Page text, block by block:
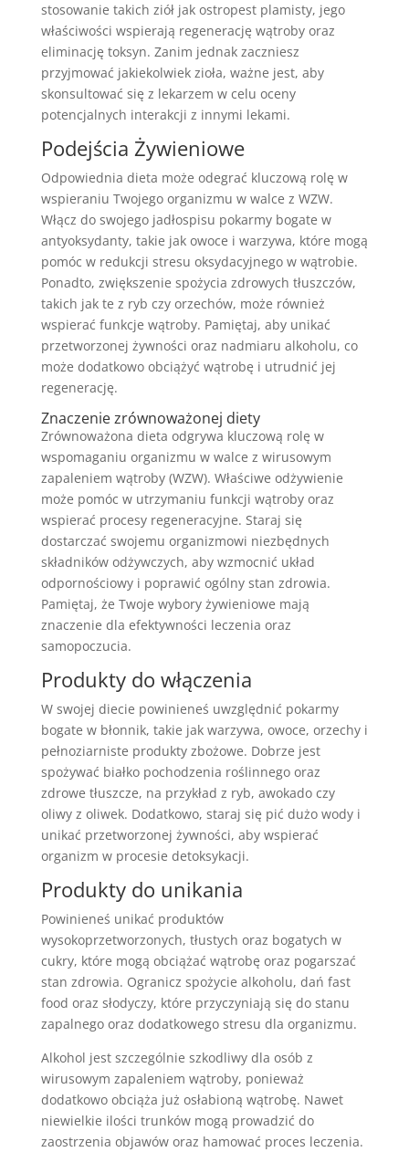
stosowanie takich ziół jak ostropest plamisty, jego
właściwości wspierają regenerację wątroby oraz
eliminację toksyn. Zanim jednak zaczniesz
przyjmować jakiekolwiek zioła, ważne jest, aby
skonsultować się z lekarzem w celu oceny
potencjalnych interakcji z innymi lekami.
Podejścia Żywieniowe
Odpowiednia dieta może odegrać kluczową rolę w
wspieraniu Twojego organizmu w walce z WZW.
Włącz do swojego jadłospisu pokarmy bogate w
antyoksydanty, takie jak owoce i warzywa, które mogą
pomóc w redukcji stresu oksydacyjnego w wątrobie.
Ponadto, zwiększenie spożycia zdrowych tłuszczów,
takich jak te z ryb czy orzechów, może również
wspierać funkcje wątroby. Pamiętaj, aby unikać
przetworzonej żywności oraz nadmiaru alkoholu, co
może dodatkowo obciążyć wątrobę i utrudnić jej
regenerację.
Znaczenie zrównoważonej diety
Zrównoważona dieta odgrywa kluczową rolę w
wspomaganiu organizmu w walce z wirusowym
zapaleniem wątroby (WZW). Właściwe odżywienie
może pomóc w utrzymaniu funkcji wątroby oraz
wspierać procesy regeneracyjne. Staraj się
dostarczać swojemu organizmowi niezbędnych
składników odżywczych, aby wzmocnić układ
odpornościowy i poprawić ogólny stan zdrowia.
Pamiętaj, że Twoje wybory żywieniowe mają
znaczenie dla efektywności leczenia oraz
samopoczucia.
Produkty do włączenia
W swojej diecie powinieneś uwzględnić pokarmy
bogate w błonnik, takie jak warzywa, owoce, orzechy i
pełnoziarniste produkty zbożowe. Dobrze jest
spożywać białko pochodzenia roślinnego oraz
zdrowe tłuszcze, na przykład z ryb, awokado czy
oliwy z oliwek. Dodatkowo, staraj się pić dużo wody i
unikać przetworzonej żywności, aby wspierać
organizm w procesie detoksykacji.
Produkty do unikania
Powinieneś unikać produktów
wysokoprzetworzonych, tłustych oraz bogatych w
cukry, które mogą obciążać wątrobę oraz pogarszać
stan zdrowia. Ogranicz spożycie alkoholu, dań fast
food oraz słodyczy, które przyczyniają się do stanu
zapalnego oraz dodatkowego stresu dla organizmu.
Alkohol jest szczególnie szkodliwy dla osób z
wirusowym zapaleniem wątroby, ponieważ
dodatkowo obciąża już osłabioną wątrobę. Nawet
niewielkie ilości trunków mogą prowadzić do
zaostrzenia objawów oraz hamować proces leczenia.